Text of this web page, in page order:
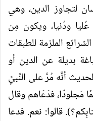
لتجاوز الدين، وهي
ودُنيا، ويكون مِن
الملزمة للطبقات
بديلة عن الدين أو
أنَّه مُرَّ على النَّبيِّ
مَجلودًا، فدَعَاهم وقال
قالوا: نعم. فدعا